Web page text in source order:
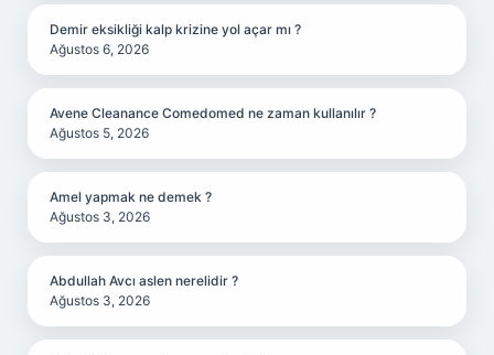
Demir eksikliği kalp krizine yol açar mı ?
Ağustos 6, 2026
Avene Cleanance Comedomed ne zaman kullanılır ?
Ağustos 5, 2026
Amel yapmak ne demek ?
Ağustos 3, 2026
Abdullah Avcı aslen nerelidir ?
Ağustos 3, 2026